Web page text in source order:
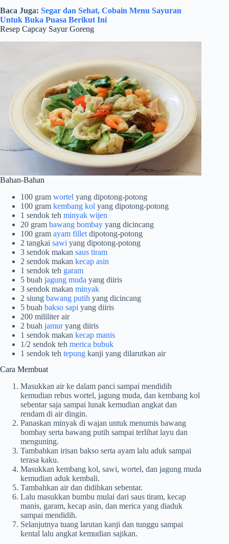
Baca Juga: Segar dan Sehat, Cobain Menu Sayuran
Untuk Buka Puasa Berikut Ini
Resep Capcay Sayur Goreng
Bahan-Bahan
100 gram wortel yang dipotong-potong
100 gram kembang kol yang dipotong-potong
1 sendok teh minyak wijen
20 gram bawang bombay yang dicincang
100 gram ayam fillet dipotong-potong
2 tangkai sawi yang dipotong-potong
3 sendok makan saus tiram
2 sendok makan kecap asin
1 sendok teh garam
5 buah jagung muda yang diiris
3 sendok makan minyak
2 siung bawang putih yang dicincang
5 buah bakso sapi yang diiris
200 mililiter air
2 buah jamuryang diiris
1 sendok makan kecap manis
1/2 sendok teh merica bubuk
1 sendok teh tepung kanji yang dilarutkan air
Cara Membuat
Masukkan air ke dalam panci sampai mendidih
kemudian rebus wortel, jagung muda, dan kembang kol
sebentar saja sampai lunak kemudian angkat dan
rendam di air dingin.
Panaskan minyak di wajan untuk menumis bawang
bombay serta bawang putih sampai terlihat layu dan
menguning.
Tambahkan irisan bakso serta ayam lalu aduk sampai
terasa kaku.
Masukkan kembang kol, sawi, wortel, dan jagung muda
kemudian aduk kembali.
Tambahkan air dan didihkan sebentar.
Lalu masukkan bumbu mulai dari saus tiram, kecap
manis, garam, kecap asin, dan merica yang diaduk
sampai mendidih.
Selanjutnya tuang larutan kanji dan tunggu sampai
kental lalu angkat kemudian sajikan.